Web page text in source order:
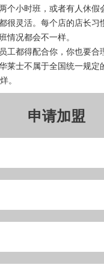
个小时班，或者有人休假
很灵活。每个店的店长习
情况都会不一样。
工都得配合你，你也要合
莱士不属于全国统一规定
。
申请加盟